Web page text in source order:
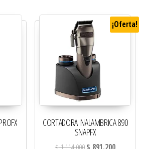
¡Oferta!
CORTADORA INALAMBRICA 890
SNAPFX
El precio original era:
El precio